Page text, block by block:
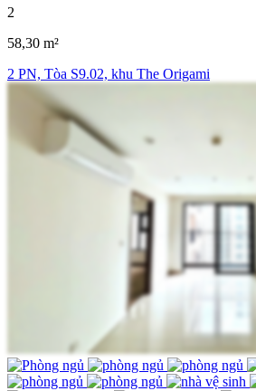
2
58,30 m²
2 PN, Tòa S9.02, khu The Origami